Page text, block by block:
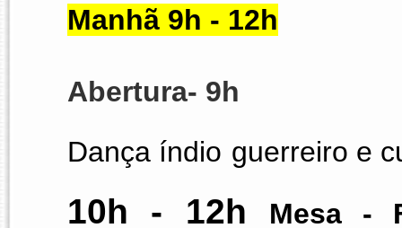
Manhã 9h - 12h
Abertura- 9h
Dança índio guerreiro e
10h - 12h
Mesa -